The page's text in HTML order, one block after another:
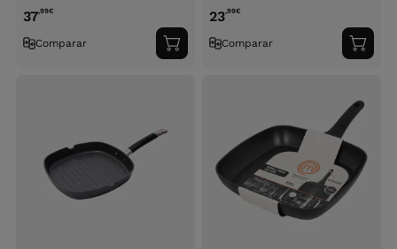
37,99€
Comparar
Adicionar
ao
23,99€
Comparar
ao